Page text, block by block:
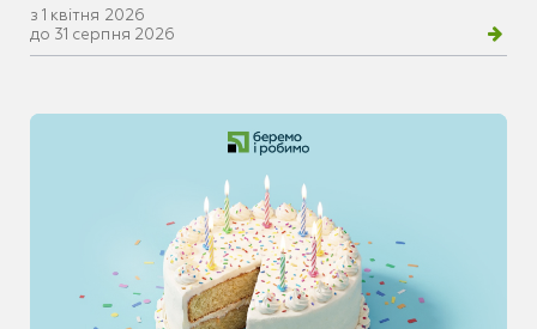
з 1 квітня 2026
до 31 серпня 2026